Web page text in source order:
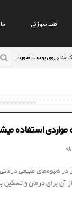
طب سوزنی
روی پوست صورت 9 سال قبل
استفاده
در شيوه‌هاي طبيعي
آن براي درمان و تسكين